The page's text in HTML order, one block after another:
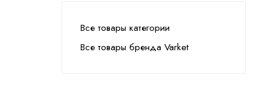
Все товары категории
Все товары бренда Varket